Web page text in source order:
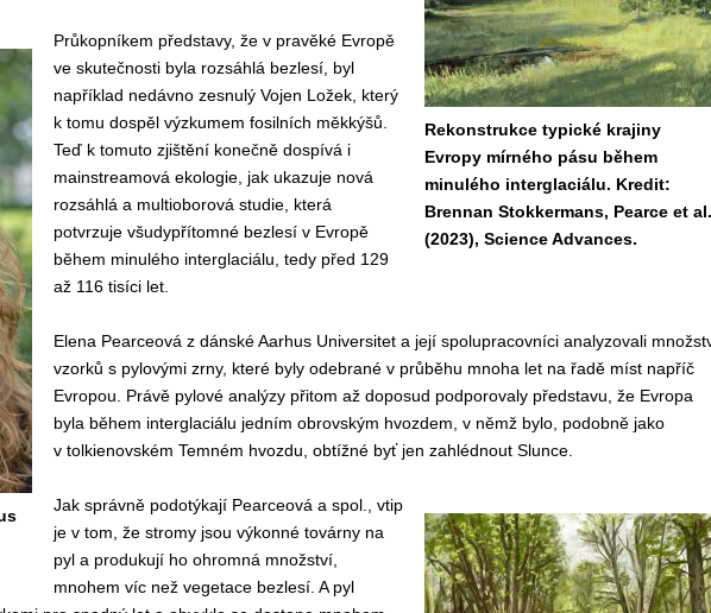
Rekonstrukce typické krajiny
Evropy mírného pásu během
minulého interglaciálu. Kredit:
Brennan Stokkermans, Pearce et al.
(2023), Science Advances.
Průkopníkem představy, že v pravěké Evropě
ve skutečnosti byla rozsáhlá bezlesí, byl
například nedávno zesnulý Vojen Ložek, který
k tomu dospěl výzkumem fosilních měkkýšů.
Teď k tomuto zjištění konečně dospívá i
mainstreamová ekologie, jak ukazuje nová
rozsáhlá a multioborová studie, která
potvrzuje všudypřítomné bezlesí v Evropě
během minulého interglaciálu, tedy před 129
až 116 tisíci let.
Elena Pearceová z dánské Aarhus Universitet a její spolupracovníci analyzovali
vzorků s pylovými zrny, které byly odebrané v průběhu mnoha let na řadě míst napříč
Evropou. Právě pylové analýzy přitom až doposud podporovaly představu, že Evropa
byla během interglaciálu jedním obrovským hvozdem, v němž bylo, podobně jako
v tolkienovském Temném hvozdu, obtížné byť jen zahlédnout Slunce.
Jak správně podotýkají Pearceová a spol., vtip
je v tom, že stromy jsou výkonné továrny na
pyl a produkují ho ohromná množství,
mnohem víc než vegetace bezlesí. A pyl